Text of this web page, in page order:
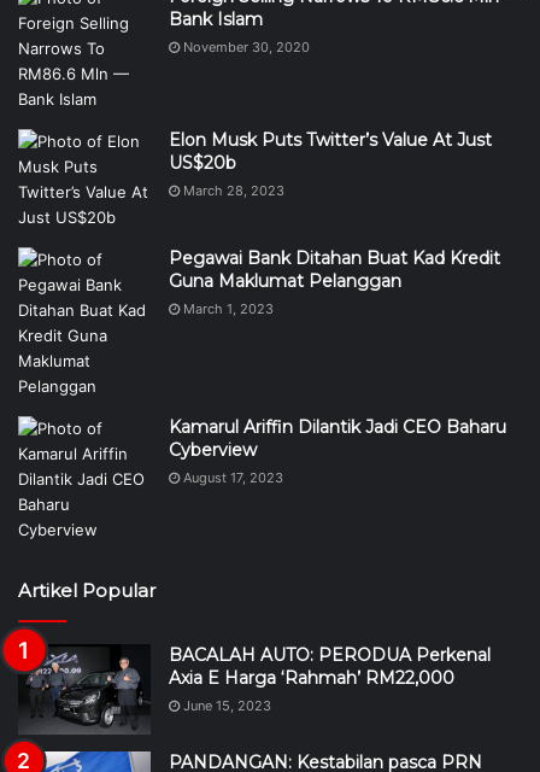
Bank Islam
November 30, 2020
Elon Musk Puts Twitter’s Value At Just
US$20b
March 28, 2023
Pegawai Bank Ditahan Buat Kad Kredit
Guna Maklumat Pelanggan
March 1, 2023
Kamarul Ariffin Dilantik Jadi CEO Baharu
Cyberview
August 17, 2023
Artikel Popular
BACALAH AUTO: PERODUA Perkenal
Axia E Harga ‘Rahmah’ RM22,000
June 15, 2023
PANDANGAN: Kestabilan pasca PRN